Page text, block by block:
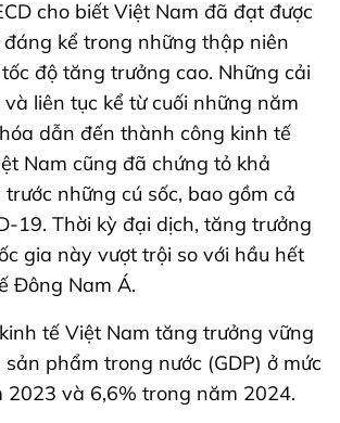
cho biết Việt Nam đã đạt được
kể trong những thập niên
độ tăng trưởng cao. Những cải
liên tục kể từ cuối những năm
dẫn đến thành công kinh tế
Nam cũng đã chứng tỏ khả
những cú sốc, bao gồm cả
19. Thời kỳ đại dịch, tăng trưởng
gia này vượt trội so với hầu hết
Đông Nam Á.
tế Việt Nam tăng trưởng vững
sản phẩm trong nước (GDP) ở mức
2023 và 6,6% trong năm 2024.